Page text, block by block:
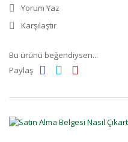
Yorum Yaz
Karşılaştır
Bu ürünü beğendiysen...
Paylaş